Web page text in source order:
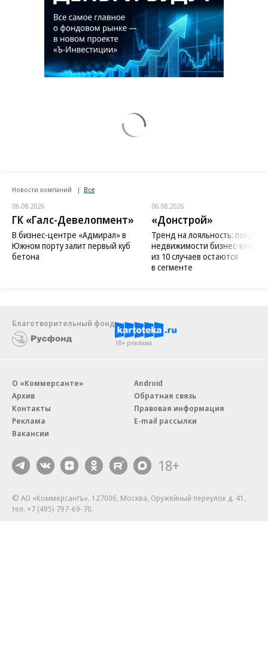
Новости компаний Все
06.08.2026
ГК «Галс-Девелопмент»
В бизнес-центре «Адмирал» в
Южном порту залит первый куб
бетона
06.08.2026
«Донстрой»
Тренд на лояльность:
недвижимости бизнес-класса
из 10 случаев остаются
в сегменте
Благотворительный фонд
18+ реклама
О «Коммерсанте»
Архив
Контакты
Реклама
Вакансии
Android
Обратная связь
Правовая информация
E-mail рассылки
18+
© АО «Коммерсантъ». 127006, Москва, Оружейный переулок д. 41,
тел. +7 (495) 797-69-70.